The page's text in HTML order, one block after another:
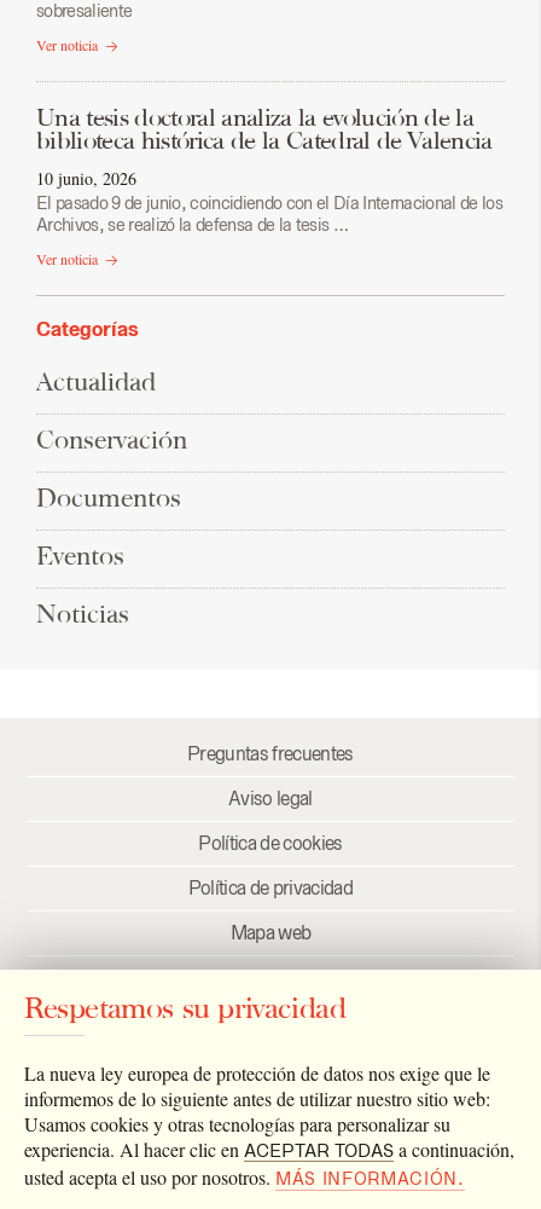
sobresaliente
Ver noticia
Una tesis doctoral analiza la evolución de la
biblioteca histórica de la Catedral de Valencia
10 junio, 2026
El pasado 9 de junio, coincidiendo con el Día Internacional de los
Archivos, se realizó la defensa de la tesis …
Ver noticia
Categorías
Actualidad
Conservación
Documentos
Eventos
Noticias
Preguntas frecuentes
Aviso legal
Política de cookies
Política de privacidad
Mapa web
Enlaces
Newsletter
Respetamos su privacidad
La nueva ley europea de protección de datos nos exige que le
informemos de lo siguiente antes de utilizar nuestro sitio web:
Usamos cookies y otras tecnologías para personalizar su
experiencia. Al hacer clic en ACEPTAR TODAS a continuación,
usted acepta el uso por nosotros. MÁS INFORMACIÓN.